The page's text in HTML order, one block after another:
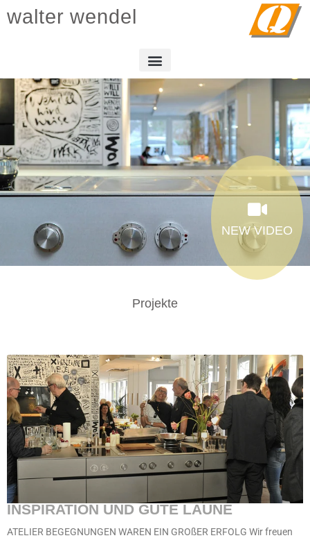
walter wendel
NEW VIDEO
Projekte
INSPIRATION UND GUTE LAUNE
ATELIER BEGEGNUNGEN WAREN EIN GROßER ERFOLG Wir freuen